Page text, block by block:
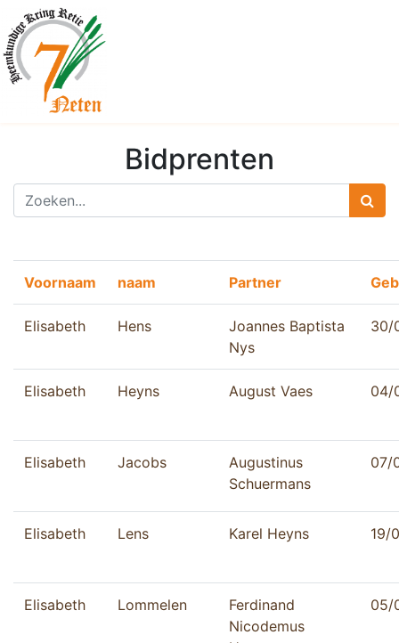
Bidprenten
Voornaam naam Partner
Elisabeth Hens
Joannes Baptista
Nys
30/
Elisabeth Heyns August Vaes 04/
Elisabeth Jacobs
Augustinus
Schuermans
07/
Elisabeth Lens Karel Heyns 19/
Elisabeth Lommelen
Ferdinand
Nicodemus
05/